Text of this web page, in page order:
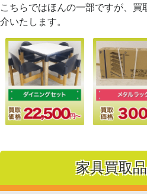
こちらではほんの一部ですが、
介いたします。
家具買取